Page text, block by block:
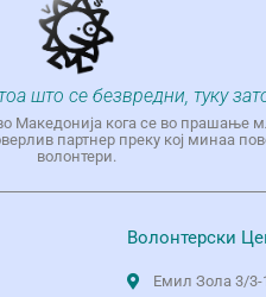
што се безвредни, туку
Македонија кога се во прашање
партнер преку кој минаа
волонтери.
Волонтерски
Емил Зола 3/3-